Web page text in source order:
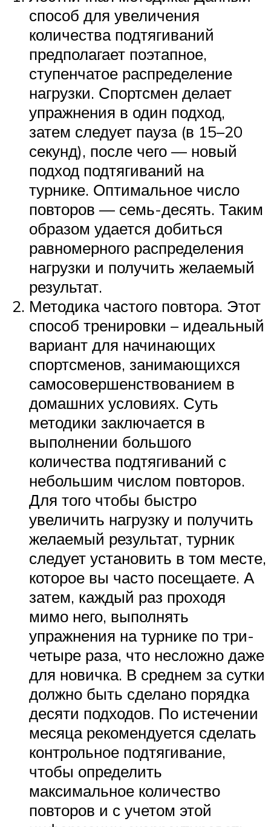
способ для увеличения
количества подтягиваний
предполагает поэтапное,
ступенчатое распределение
нагрузки. Спортсмен делает
упражнения в один подход,
затем следует пауза (в 15–20
секунд), после чего — новый
подход подтягиваний на
турнике. Оптимальное число
повторов — семь-десять. Таким
образом удается добиться
равномерного распределения
нагрузки и получить желаемый
результат.
Методика частого повтора. Этот
способ тренировки – идеальный
вариант для начинающих
спортсменов, занимающихся
самосовершенствованием в
домашних условиях. Суть
методики заключается в
выполнении большого
количества подтягиваний с
небольшим числом повторов.
Для того чтобы быстро
увеличить нагрузку и получить
желаемый результат, турник
следует установить в том месте,
которое вы часто посещаете. А
затем, каждый раз проходя
мимо него, выполнять
упражнения на турнике по три-
четыре раза, что несложно даже
для новичка. В среднем за сутки
должно быть сделано порядка
десяти подходов. По истечении
месяца рекомендуется сделать
контрольное подтягивание,
чтобы определить
максимальное количество
повторов и с учетом этой